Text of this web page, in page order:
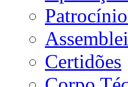
Certidões